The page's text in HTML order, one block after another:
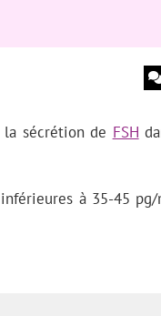
sécrétion de FSH
à 35-45